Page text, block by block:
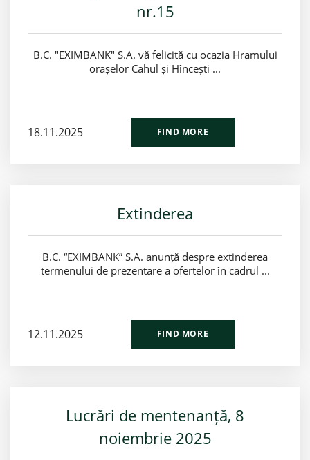
nr.15
B.C. "EXIMBANK" S.A. vă felicită cu ocazia Hramului
orașelor Cahul și Hîncești ...
18.11.2025 FIND MORE
Extinderea
B.C. “EXIMBANK” S.A. anunță despre extinderea
termenului de prezentare a ofertelor în cadrul ...
12.11.2025 FIND MORE
Lucrări de mentenanță, 8
noiembrie 2025